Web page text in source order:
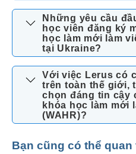
Những yêu cầu
học viên đăng ký
học làm mới làm
tại Ukraine?
Với việc Lerus có
trên toàn thế giới,
chọn đáng tin cậy
khóa học làm mới
(WAHR)?
Bạn cũng có thể quan